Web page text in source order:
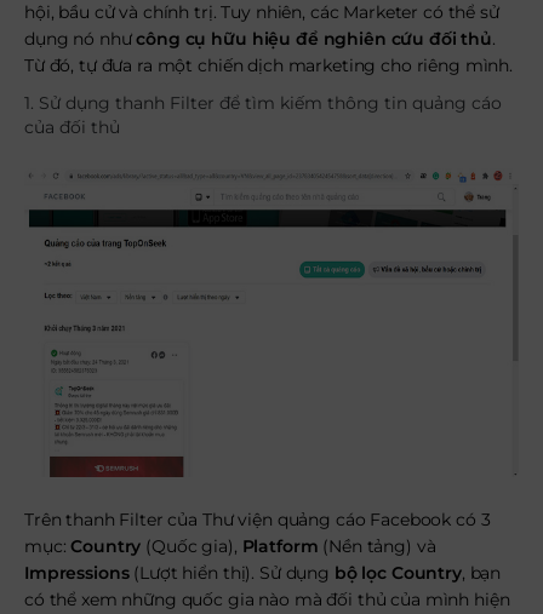
hội, bầu cử và chính trị. Tuy nhiên, các Marketer có thể sử
dụng nó nhưcông cụ hữu hiệu để nghiên cứu đối thủ.
Từ đó, tự đưa ra một chiến dịch marketing cho riêng mình.
1. Sử dụng thanh Filter để tìm kiếm thông tin quảng cáo
của đối thủ
Trên thanh Filter của Thư viện quảng cáo Facebook có 3
mục:Country (Quốc gia), Platform (Nền tảng) và
Impressions(Lượt hiển thị). Sử dụng bộ lọc Country, bạn
có thể xem những quốc gia nào mà đối thủ của mình hiện